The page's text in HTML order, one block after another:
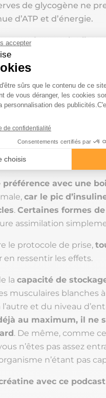
de glycogène ne
d’ATP et d’énergie.
en réserve, plus ils
un effort
ses effets sur la masse
qu’avec un
recyclage
une charge de
effets de
est-
préférence avec une
car le pic
. Certaines formes
assimilation
le protocole de prise,
en ressentir les effets.
la capacité de
musculaires blanches
l’autre et du niveau
au maximum, il ne
. De même, comme
n’êtes pas assez
n’étant pas
avec ce podcast